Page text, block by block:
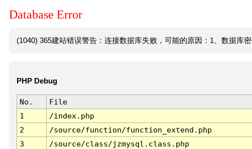
Database Error
(1040) 365建站错误警告：连接数据库失败，可能的原因：1、数据库
PHP Debug
No. File
1
/index.php
2
/source/function/function_extend.php
3
/source/class/jzmysql.class.php